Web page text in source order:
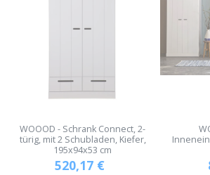
WOOOD - Schrank Connect, 2-
türig, mit 2 Schubladen, Kiefer,
195x94x53 cm
520,17 €